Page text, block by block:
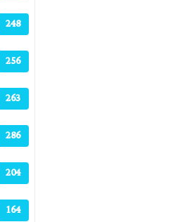
248
256
263
286
204
164